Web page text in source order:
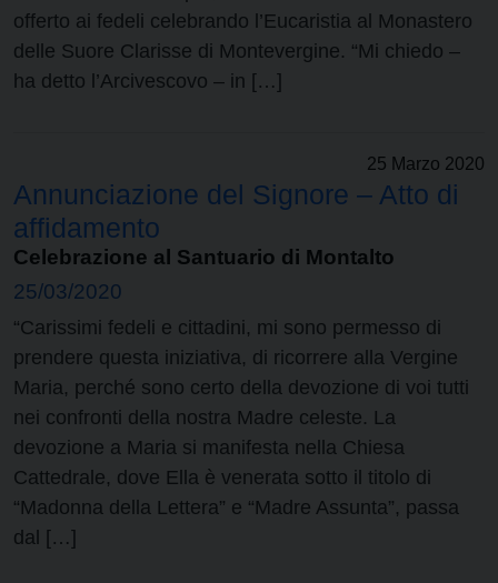
offerto ai fedeli celebrando l’Eucaristia al Monastero
delle Suore Clarisse di Montevergine. “Mi chiedo –
ha detto l’Arcivescovo – in […]
25 Marzo 2020
Annunciazione del Signore – Atto di
affidamento
Celebrazione al Santuario di Montalto
25/03/2020
“Carissimi fedeli e cittadini, mi sono permesso di
prendere questa iniziativa, di ricorrere alla Vergine
Maria, perché sono certo della devozione di voi tutti
nei confronti della nostra Madre celeste. La
devozione a Maria si manifesta nella Chiesa
Cattedrale, dove Ella è venerata sotto il titolo di
“Madonna della Lettera” e “Madre Assunta”, passa
dal […]